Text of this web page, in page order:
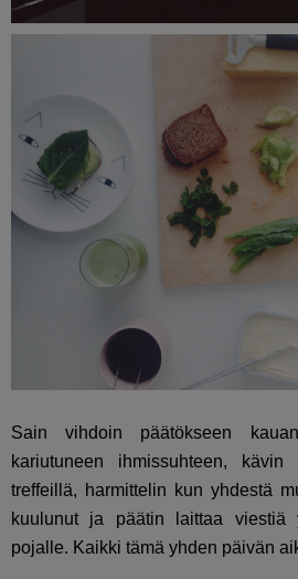
Sain vihdoin päätökseen
kariutuneen ihmissuhteen,
treffeillä, harmittelin kun yhdestä
kuulunut ja päätin laittaa viestiä
pojalle. Kaikki tämä yhden päivän